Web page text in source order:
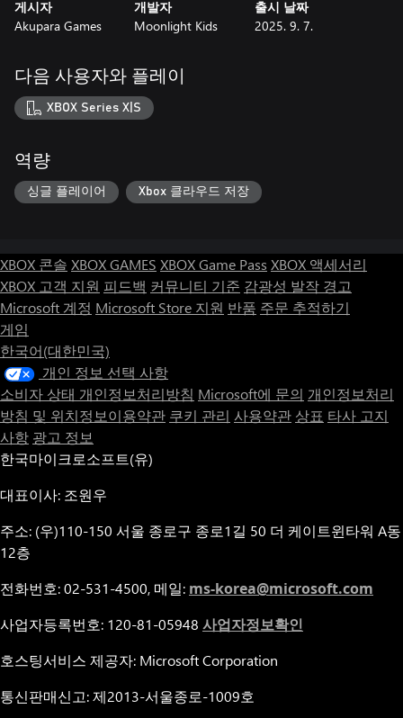
echoes, and exploit time as your most precious resource. Unearth
powerful secrets to reshape the timeline and master the loop,
Can you master time itself to chart the perfect path through a
world determined to end you?
게시자
Akupara Games
개발자
Moonlight Kids
출시 날짜
2025. 9. 7.
다음 사용자와 플레이
XBOX Series X|S
역량
싱글 플레이어 Xbox 클라우드 저장
XBOX 콘솔 XBOX GAMES XBOX Game Pass XBOX 액세서리
XBOX 고객 지원 피드백 커뮤니티 기준 감광성 발작 경고
Microsoft 계정 Microsoft Store 지원 반품 주문 추적하기
게임
한국어(대한민국)
개인 정보 선택 사항
소비자 상태 개인정보처리방침 Microsoft에 문의 개인정보처리
방침 및 위치정보이용약관 쿠키 관리 사용약관 상표 타사 고지
사항 광고 정보
한국마이크로소프트(유)
대표이사: 조원우
주소: (우)110-150 서울 종로구 종로1길 50 더 케이트윈타워 A동
12층
전화번호: 02-531-4500, 메일: ms-korea@microsoft.com
사업자등록번호: 120-81-05948 사업자정보확인
호스팅서비스 제공자: Microsoft Corporation
통신판매신고: 제2013-서울종로-1009호